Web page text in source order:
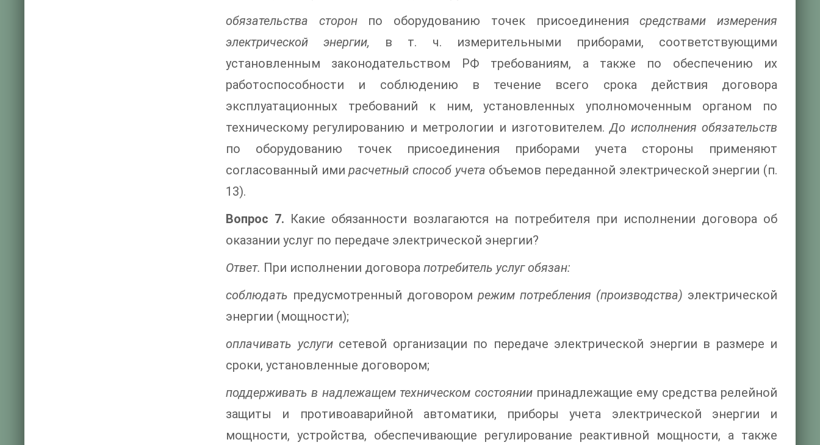
обязательства сторонпо оборудованию точек присоединениясредствами измерения
электрической энергии, в т. ч. измерительными приборами, соответствующими
установленным законодательством РФ требованиям, а также по обеспечению их
работоспособности и соблюдению в течение всего срока действия договора
эксплуатационных требований к ним, установленных уполномоченным органом по
техническому регулированию и метрологии и изготовителем.До исполнения обязательств
по оборудованию точек присоединения приборами учета стороны применяют
согласованный имирасчетный способ учета объемов переданной электрической энергии (п.
13).
Вопрос 7. Какие обязанности возлагаются на потребителя при исполнении договора об
оказании услуг по передаче электрической энергии?
Ответ. При исполнении договора потребитель услуг обязан:
соблюдать предусмотренный договором режим потребления (производства) электрической
энергии (мощности);
оплачивать услугисетевой организации по передаче электрической энергии в размере и
сроки, установленные договором;
поддерживать в надлежащем техническом состояниипринадлежащие ему средства релейной
защиты и противоаварийной автоматики, приборы учета электрической энергии и
мощности, устройства, обеспечивающие регулирование реактивной мощности, а также